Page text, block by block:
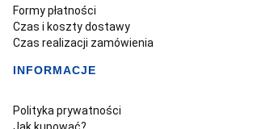
Formy płatności
Czas i koszty dostawy
Czas realizacji zamówienia
INFORMACJE
Polityka prywatności